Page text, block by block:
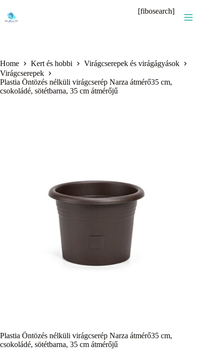
content
[fibosearch]
Home Kert és hobbi
Virágcserepek és virágágyások
Virágcserepek
Plastia Öntözés nélküli virágcserép Narza átmérő35 cm,
csokoládé, sötétbarna, 35 cm átmérőjű
Plastia Öntözés nélküli virágcserép Narza átmérő35 cm,
csokoládé, sötétbarna, 35 cm átmérőjű